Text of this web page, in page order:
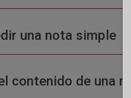
una nota simple
contenido de una